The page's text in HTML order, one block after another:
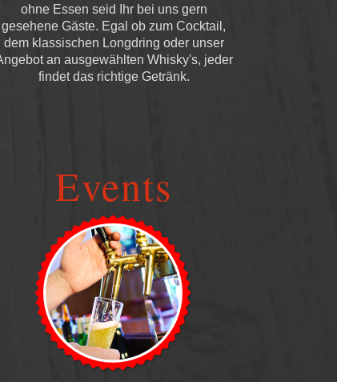
ohne Essen seid Ihr bei uns gern
gesehene Gäste. Egal ob zum Cocktail,
dem klassischen Longdring oder unser
an ausgewählten Whisky's, jeder
findet das richtige Getränk.
Events